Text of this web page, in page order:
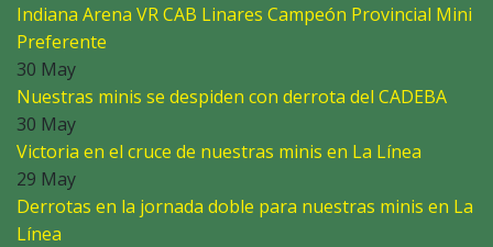
Indiana Arena VR CAB Linares Campeón Provincial Mini
Preferente
30 May
Nuestras minis se despiden con derrota del CADEBA
30 May
Victoria en el cruce de nuestras minis en La Línea
29 May
Derrotas en la jornada doble para nuestras minis en La
Línea